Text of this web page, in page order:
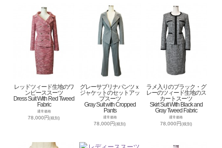
レッドツィード生地のワ
ンピーススーツ
Dress Suit With Red Tweed
Fabric
通常価格
78,000円(税別)
グレーサブリナパンツｘ
ジャケットのセットアッ
プスーツ
Gray Suit with Cropped
Pants
通常価格
78,000円(税別)
ラメ入りのブラック・グ
レーのツィード生地のス
カートスーツ
Skirt Suit With Black and
Gray Tweed Fabric
通常価格
78,000円(税別)